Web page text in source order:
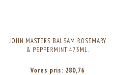
JOHN MASTERS BALSAM ROSEMARY
& PEPPERMINT 473ML.
Vores pris: 280,76